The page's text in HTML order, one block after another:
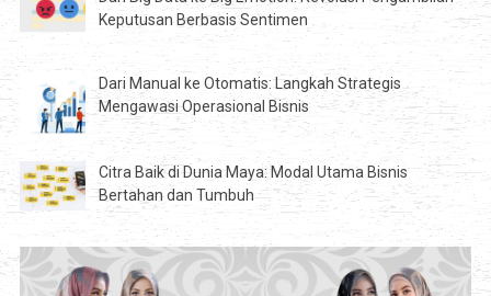
Keputusan Berbasis Sentimen
Dari Manual ke Otomatis: Langkah Strategis
Mengawasi Operasional Bisnis
Citra Baik di Dunia Maya: Modal Utama Bisnis
Bertahan dan Tumbuh